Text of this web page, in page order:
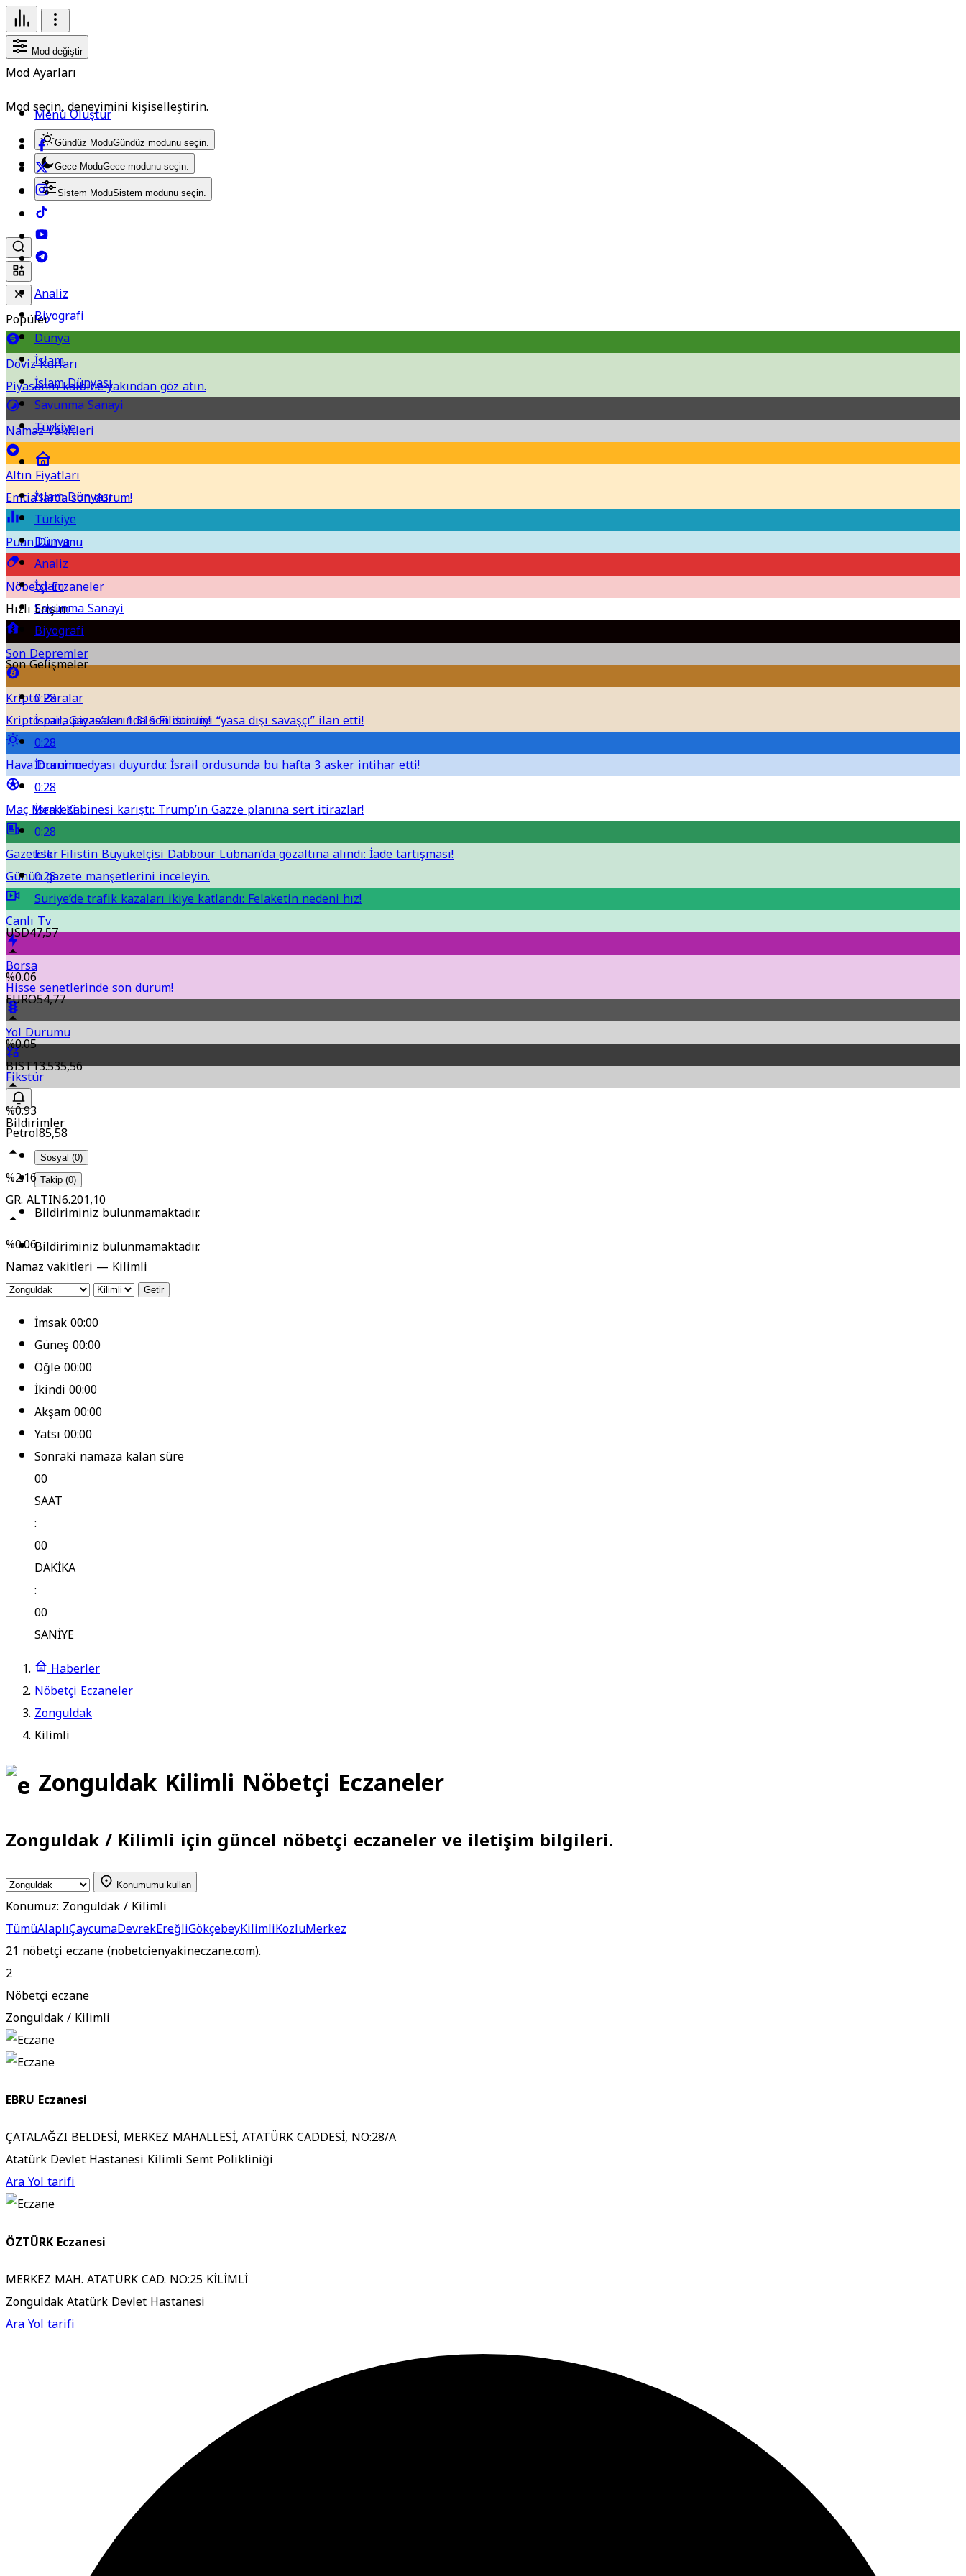
Mod değiştir
Mod Ayarları
Mod seçin, deneyimini kişiselleştirin.
Gündüz ModuGündüz modunu seçin.
Gece ModuGece modunu seçin.
Sistem ModuSistem modunu seçin.
Popüler
Döviz Kurları
Piyasanın kalbine yakından göz atın.
Namaz Vakitleri
Altın Fiyatları
Emtia'larda son durum!
Puan Durumu
Nöbetçi Eczaneler
Hızlı Erişim
Son Depremler
Kripto Paralar
Kripto para piyasalarında son durum!
Hava Durumu
Maç Merkezi
Gazeteler
Günün gazete manşetlerini inceleyin.
Canlı Tv
Borsa
Hisse senetlerinde son durum!
Yol Durumu
Fikstür
Bildirimler
Sosyal (0)
Takip (0)
Bildiriminiz bulunmamaktadır.
Bildiriminiz bulunmamaktadır.
Menü Oluştur
Analiz
Biyografi
Dünya
İslam
İslam Dünyası
Savunma Sanayi
Türkiye
İslam Dünyası
Türkiye
Dünya
Analiz
İslam
Savunma Sanayi
Biyografi
Son Gelişmeler
0:28
İsrail, Gazze’den 1,316 Filistinliyi “yasa dışı savaşçı” ilan etti!
0:28
İbrani medyası duyurdu: İsrail ordusunda bu hafta 3 asker intihar etti!
0:28
İsrail Kabinesi karıştı: Trump’ın Gazze planına sert itirazlar!
0:28
Eski Filistin Büyükelçisi Dabbour Lübnan’da gözaltına alındı: İade tartışması!
0:28
Suriye’de trafik kazaları ikiye katlandı: Felaketin nedeni hız!
USD47,57
%0.06
EURO54,77
%0.05
BIST13.535,56
%0.93
Petrol85,58
%2.16
GR. ALTIN6.201,10
%0.06
Namaz vakitleri — Kilimli
Getir
İmsak00:00
Güneş00:00
Öğle00:00
İkindi00:00
Akşam00:00
Yatsı00:00
Sonraki namaza kalan süre
00
SAAT
:
00
DAKİKA
:
00
SANİYE
Haberler
Nöbetçi Eczaneler
Zonguldak
Kilimli
Zonguldak Kilimli Nöbetçi Eczaneler
Zonguldak / Kilimli için güncel nöbetçi eczaneler ve iletişim bilgileri.
Konumumu kullan
Konumuz: Zonguldak / Kilimli
TümüAlaplıÇaycumaDevrekEreğliGökçebeyKilimliKozluMerkez
21 nöbetçi eczane (nobetcienyakineczane.com).
2
Nöbetçi eczane
Zonguldak / Kilimli
EBRU Eczanesi
ÇATALAĞZI BELDESİ, MERKEZ MAHALLESİ, ATATÜRK CADDESİ, NO:28/A
Atatürk Devlet Hastanesi Kilimli Semt Polikliniği
AraYol tarifi
ÖZTÜRK Eczanesi
MERKEZ MAH. ATATÜRK CAD. NO:25 KİLİMLİ
Zonguldak Atatürk Devlet Hastanesi
AraYol tarifi